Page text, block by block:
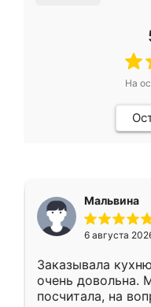
На
Мальвина
6 августа
Заказывала
очень довольна.
посчитала, на